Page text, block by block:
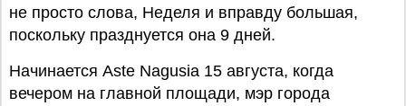
не просто слова, Неделя и вправду большая,
поскольку празднуется она 9 дней.
Начинается Aste Nagusia 15 августа, когда
вечером на главной площади, мэр города